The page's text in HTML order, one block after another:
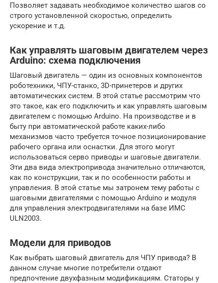
Позволяет задавать необходимое количество шагов со
строго установленной скоростью, определить
ускорение и т.д.
Как управлять шаговым двигателем через
Arduino: схема подключения
Шаговый двигатель — один из основных компонентов
роботехники, ЧПУ-станко, 3D-принетеров и других
автоматических систем. В этой статье рассмотрим что
это такое, как его подключить и как управлять шаговым
двигателем с помощью Arduino. На производстве и в
быту при автоматической работе каких-либо
механизмов часто требуется точное позиционирование
рабочего органа или оснастки. Для этого могут
использоваться серво приводы и шаговые двигатели.
Эти два вида электропривода значительно отличаются,
как по конструкции, так и по особенности работы и
управления. В этой статье мы затронем тему работы с
шаговыми двигателями с помощью Arduino и модуля
для управления электродвигателями на базе ИМС
ULN2003.
Модели для приводов
Как выбрать шаговый двигатель для ЧПУ привода? В
данном случае многие потребители отдают
предпочтение двухфазным модификациям. Статоры у